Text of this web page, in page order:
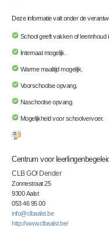
Deze informatie valt onder de
School geeft vakken of
Internaat mogelijk.
Warme maaltijd mogelijk.
Voorschoolse opvang.
Naschoolse opvang.
Mogelijkheid voor schoolvervoer.
Centrum voor
CLB GO! Dender
Zonnestraat 25
9300 Aalst
053 46 95 00
info@clbaalst.be
http://www.clbaalst.be/